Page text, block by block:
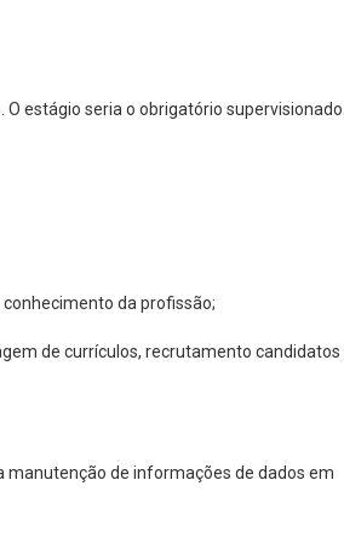
estágio seria o obrigatório supervisionado.
da profissão;
de currículos, recrutamento candidatos
manutenção de informações de dados em